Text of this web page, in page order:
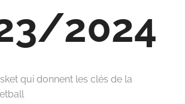
2024
qui donnent les clés de la